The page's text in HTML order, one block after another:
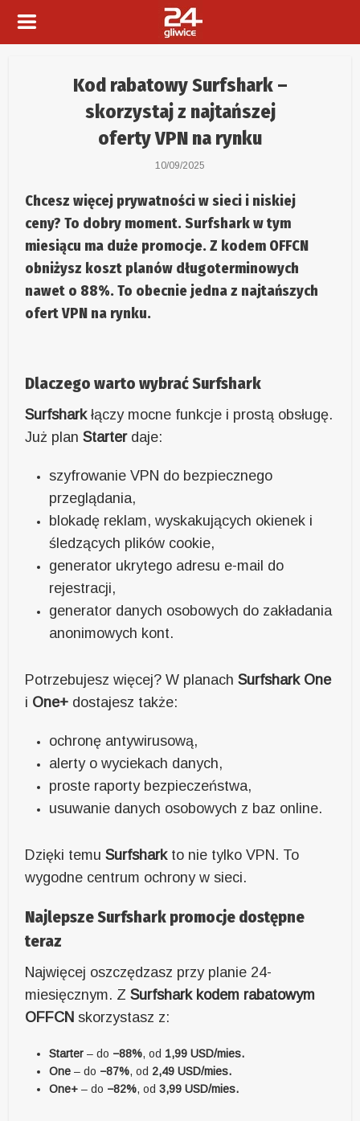
Kod rabatowy Surfshark –
skorzystaj z najtańszej
oferty VPN na rynku
10/09/2025
Chcesz więcej prywatności w sieci i niskiej
ceny? To dobry moment.Surfsharkw tym
miesiącu ma duże promocje. Z kodem OFFCN
obniżysz koszt planów długoterminowych
nawet o 88%. To obecnie jedna z najtańszych
ofert VPN na rynku.
Dlaczego warto wybrać Surfshark
Surfsharkłączy mocne funkcje i prostą obsługę.
Już planStarterdaje:
szyfrowanie VPN do bezpiecznego
przeglądania,
blokadę reklam, wyskakujących okienek i
śledzących plików cookie,
generator ukrytego adresu e-mail do
rejestracji,
generator danych osobowych do zakładania
anonimowych kont.
Potrzebujesz więcej? W planachSurfshark One
i One+ dostajesz także:
ochronę antywirusową,
alerty o wyciekach danych,
proste raporty bezpieczeństwa,
usuwanie danych osobowych z baz online.
Dzięki temuSurfsharkto nie tylko VPN. To
wygodne centrum ochrony w sieci.
Najlepsze Surfshark promocje dostępne
teraz
Najwięcej oszczędzasz przy planie 24-
miesięcznym. ZSurfshark kodem rabatowym
OFFCN skorzystasz z:
Starter – do −88%, od 1,99 USD/mies.
One – do −87%, od 2,49 USD/mies.
One+ – do −82%, od3,99 USD/mies.